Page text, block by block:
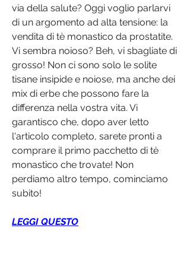
via della salute? Oggi voglio parlarvi
di un argomento ad alta tensione: la
vendita di tè monastico da prostatite.
Vi sembra noioso? Beh, vi sbagliate di
grosso! Non ci sono solo le solite
tisane insipide e noiose, ma anche dei
mix di erbe che possono fare la
differenza nella vostra vita. Vi
garantisco che, dopo aver letto
l'articolo completo, sarete pronti a
comprare il primo pacchetto di tè
monastico che trovate! Non
perdiamo altro tempo, cominciamo
subito!
LEGGI QUESTO